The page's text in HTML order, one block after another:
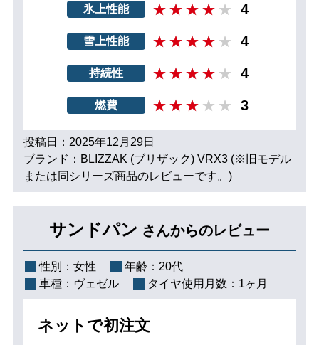
氷上性能 4
雪上性能 4
持続性 4
燃費 3
投稿日：2025年12月29日
ブランド：BLIZZAK (ブリザック) VRX3 (※旧モデル
または同シリーズ商品のレビューです。)
サンドパン さんからのレビュー
性別： 女性 年齢： 20代
車種： ヴェゼル タイヤ使用月数： 1ヶ月
ネットで初注文